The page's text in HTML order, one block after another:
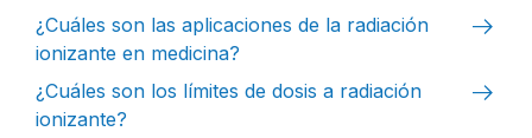
¿Cuáles son las aplicaciones de la radiación
ionizante en medicina?
arrow_right_alt
¿Cuáles son los límites de dosis a radiación
ionizante?
arrow_right_alt